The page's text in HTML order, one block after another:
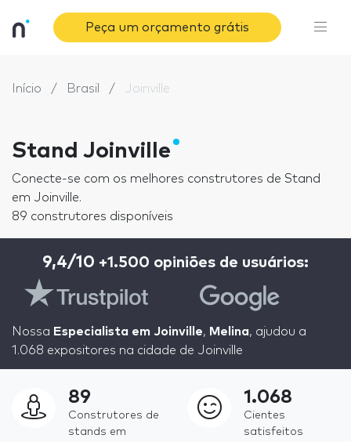
Peça um orçamento grátis
Início Brasil Joinville
Stand Joinville
Conecte-se com os melhores construtores de Stand
em Joinville.
89 construtores disponíveis
9,4/10 +1.500 opiniões de usuários:
Nossa Especialista em Joinville, Melina, ajudou a
1.068 expositores na cidade de Joinville
89
Construtores de
stands em
1.068
Cientes
satisfeitos